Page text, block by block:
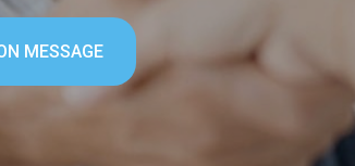
MESSAGE